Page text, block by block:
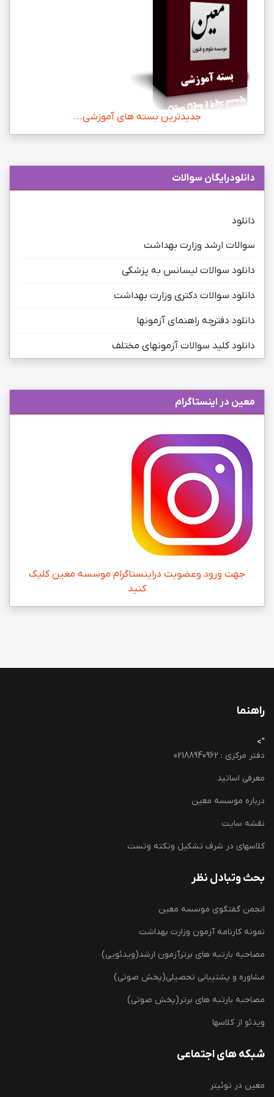
جدیدترین بسته های آموزشی...
دانلودرایگان سوالات
دانلود
سوالات ارشد وزارت بهداشت
دانلود سوالات لیسانس به پزشکی
دانلود سوالات دکتری وزارت بهداشت
دانلود دفترچه راهنمای آزمونها
دانلود کلید سوالات آزمونهای مختلف
معین در اینستاگرام
جهت ورود وعضویت دراینستاگرام موسسه معین کلیک
کنید
راهنما
">
دفتر مرکزی : 02188940962
معرفی اساتید
درباره موسسه معین
نقشه سایت
کلاسهای در شرف تشکیل ونکته وتست
بحث وتبادل نظر
انجمن گفتگوی موسسه معین
نمونه کارنامه آزمون وزارت بهداشت
مصاحبه بارتبه های برترآزمون ارشد(ویدئویی)
مشاوره و پشتیبانی تحصیلی(پخش صوتی)
مصاحبه بارتبه های برتر(پخش صوتی)
ویدئو از کلاسها
شبکه های اجتماعی
معین در توئیتر